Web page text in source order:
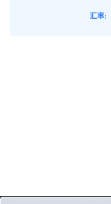
汇率: